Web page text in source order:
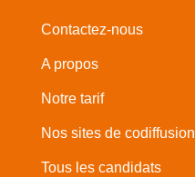
Contactez-nous
A propos
Notre tarif
Nos sites de codiffusion
Tous les candidats